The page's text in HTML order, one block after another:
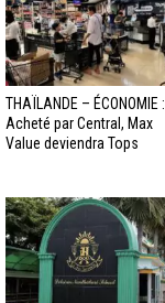
THAÏLANDE – ÉCONOMIE :
Acheté par Central, Max
Value deviendra Tops